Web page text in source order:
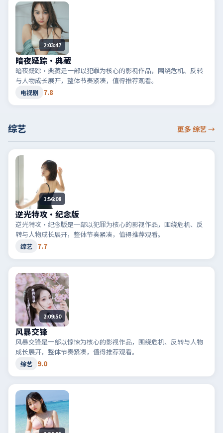
2:03:47
暗夜疑踪·典藏
暗夜疑踪·典藏是一部以犯罪为核心的影视作品，围绕危机、反转
与人物成长展开，整体节奏紧凑，值得推荐观看。
电视剧 7.8
综艺 更多 综艺→
1:56:08
逆光特攻·纪念版
逆光特攻·纪念版是一部以犯罪为核心的影视作品，围绕危机、反
转与人物成长展开，整体节奏紧凑，值得推荐观看。
综艺 7.7
2:09:50
风暴交锋
风暴交锋是一部以惊悚为核心的影视作品，围绕危机、反转与人物
成长展开，整体节奏紧凑，值得推荐观看。
综艺 9.0